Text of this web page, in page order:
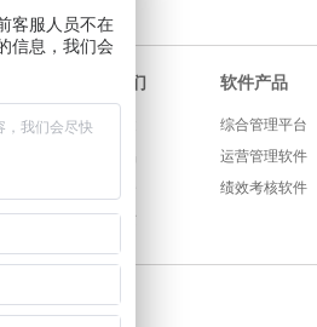
关于我们
公司概述
公司资质
软件产品
综合管理平台
运营管理软件
绩效考核软件
客服人员不在
信息，我们会